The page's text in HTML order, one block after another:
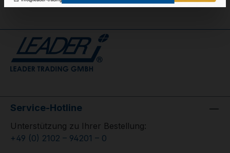
Service-Hotline
Unterstützung zu Ihrer Bestellung:
+49 (0) 2102 – 94201 – 0